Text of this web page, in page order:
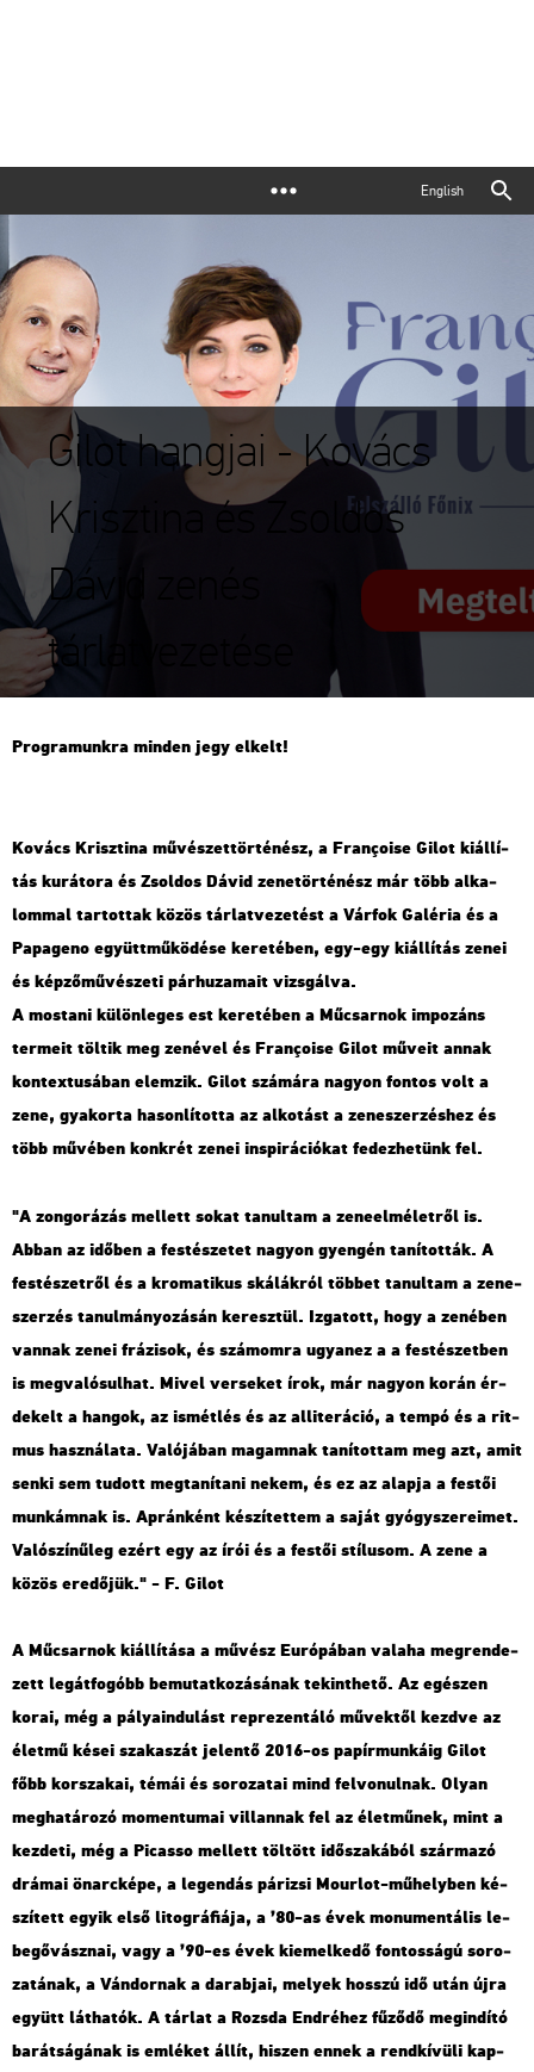
English
Gilot hangjai - Kovács
Krisztina és Zsoldos
Dávid zenés
tárlatvezetése
Prog­ra­munk­ra min­den jegy el­kelt!
Ko­vács Krisz­ti­na mű­vé­szet­tör­té­nész, a Françoise Gilot ki­ál­lí­
tás ku­rá­to­ra és Zsol­dos Dávid ze­ne­tör­té­nész már több al­ka­
lom­mal tar­tot­tak közös tár­lat­ve­ze­tést a Vár­fok Ga­lé­ria és a
Pa­pa­ge­no együtt­mű­kö­dé­se ke­re­té­ben, egy-egy ki­ál­lí­tás zenei
és kép­ző­mű­vé­sze­ti pár­hu­za­ma­it vizs­gál­va.
A mos­ta­ni kü­lön­le­ges est ke­re­té­ben a Mű­csar­nok im­po­záns
ter­me­it töl­tik meg ze­né­vel és Françoise Gilot mű­ve­it annak
kon­tex­tu­sá­ban elem­zik. Gilot szá­má­ra na­gyon fon­tos volt a
zene, gya­kor­ta ha­son­lí­tot­ta az al­ko­tást a ze­ne­szer­zés­hez és
több mű­vé­ben konk­rét zenei ins­pi­rá­ci­ó­kat fe­dez­he­tünk fel.
"A zon­go­rá­zás mel­lett sokat ta­nul­tam a ze­ne­el­mé­let­ről is.
Abban az idő­ben a fes­té­sze­tet na­gyon gyen­gén ta­ní­tot­ták. A
fes­té­szet­ről és a kro­ma­ti­kus ská­lák­ról töb­bet ta­nul­tam a ze­ne­
szer­zés ta­nul­má­nyo­zá­sán ke­resz­tül. Iz­ga­tott, hogy a ze­né­ben
van­nak zenei frá­zi­sok, és szá­mom­ra ugyan­ez a a fes­té­szet­ben
is meg­va­ló­sul­hat. Mivel ver­se­ket írok, már na­gyon korán ér­
de­kelt a han­gok, az is­mét­lés és az al­li­te­rá­ció, a tempó és a rit­
mus hasz­ná­la­ta. Va­ló­já­ban ma­gam­nak ta­ní­tot­tam meg azt, amit
senki sem tu­dott meg­ta­ní­ta­ni nekem, és ez az alap­ja a fes­tői
mun­kám­nak is. Ap­rán­ként ké­szí­tet­tem a saját gyógy­sze­re­i­met.
Va­ló­szí­nű­leg ezért egy az írói és a fes­tői stí­lu­som. A zene a
közös ere­dő­jük." - F. Gilot
A Mű­csar­nok ki­ál­lí­tá­sa a mű­vész Eu­ró­pá­ban va­la­ha meg­ren­de­
zett leg­át­fo­góbb be­mu­tat­ko­zá­sá­nak te­kint­he­tő. Az egé­szen
korai, még a pá­lya­in­du­lást rep­re­zen­tá­ló mű­vek­től kezd­ve az
élet­mű kései sza­ka­szát je­len­tő 2016-os pa­pír­mun­ká­ig Gilot
főbb kor­sza­kai, témái és so­ro­za­tai mind fel­vo­nul­nak. Olyan
meg­ha­tá­ro­zó mo­men­tu­mai vil­lan­nak fel az élet­mű­nek, mint a
kez­de­ti, még a Pi­cas­so mel­lett töl­tött idő­sza­ká­ból szár­ma­zó
drá­mai ön­arc­ké­pe, a le­gen­dás pá­ri­zsi Mo­ur­lot-mű­hely­ben ké­
szí­tett egyik első li­tog­rá­fi­á­ja, a ’80-as évek mo­nu­men­tá­lis le­
be­gő­vász­nai, vagy a ’90-es évek ki­emel­ke­dő fon­tos­sá­gú so­ro­
za­tá­nak, a Ván­dor­nak a da­rab­jai, me­lyek hosszú idő után újra
együtt lát­ha­tók. A tár­lat a Rozs­da End­ré­hez fű­ző­dő meg­in­dí­tó
ba­rát­sá­gá­nak is em­lé­ket állít, hi­szen ennek a rend­kí­vü­li kap­